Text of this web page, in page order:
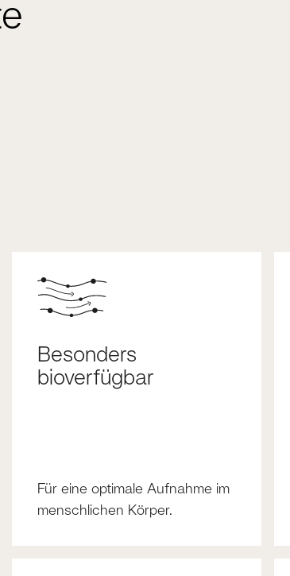
Besonders
bioverfügbar
Für eine optimale Aufnahme im
menschlichen Körper.